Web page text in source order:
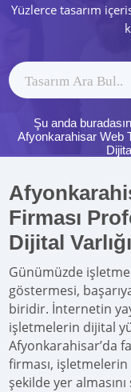
Yüzlerce tasarım
Şu anda
Afyonkarahisar Web
Firması
Dijital
Günümüzde
göstermesi,
biridir. İnternetin
işletmelerin dijital
Afyonkarahisar’da
firması,
şekilde yer